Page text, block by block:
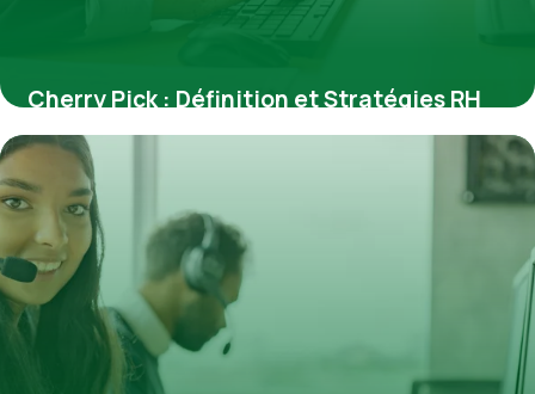
Cherry Pick : Définition et Stratégies RH
13 juin 2026